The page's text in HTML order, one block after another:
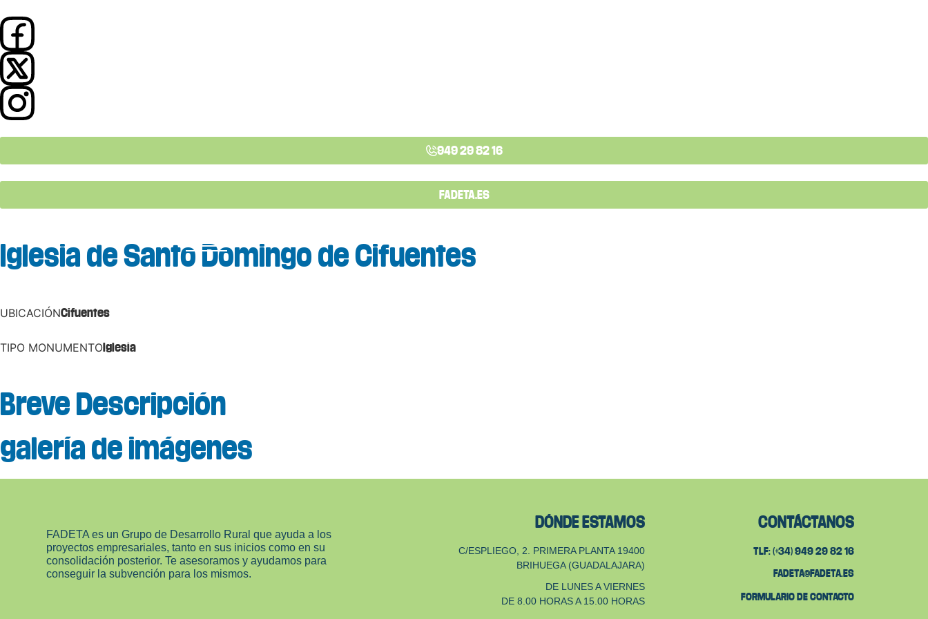
949 29 82 16
FADETA.ES
Iglesia de Santo Domingo de Cifuentes
UBICACIÓNCifuentes
TIPO MONUMENTO Iglesia
Breve Descripción
galería de imágenes
FADETA es un Grupo de Desarrollo Rural que ayuda a los
proyectos empresariales, tanto en sus inicios como en su
consolidación posterior. Te asesoramos y ayudamos para
conseguir la subvención para los mismos.
DÓNDE ESTAMOS
C/ESPLIEGO, 2. PRIMERA PLANTA 19400
BRIHUEGA (GUADALAJARA)
DE LUNES A VIERNES
DE 8.00 HORAS A 15.00 HORAS
CONTÁCTANOS
TLF: (+34) 949 29 82 16
FADETA@FADETA.ES
FORMULARIO DE CONTACTO